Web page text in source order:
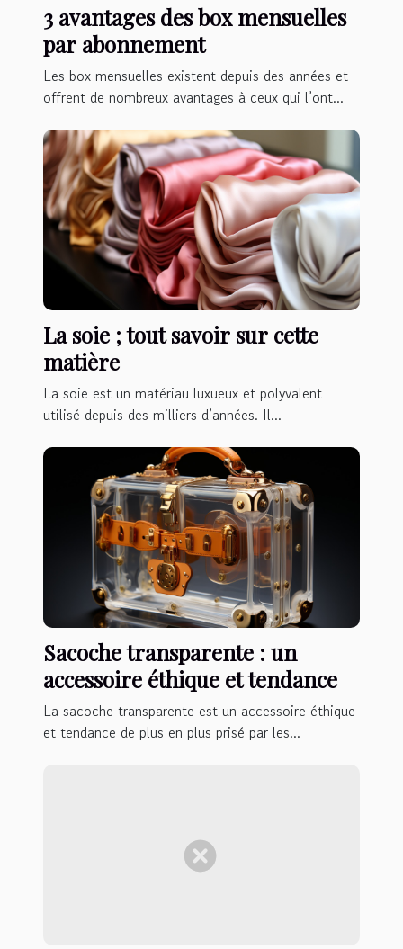
3 avantages des box mensuelles
par abonnement
Les box mensuelles existent depuis des années et
offrent de nombreux avantages à ceux qui l’ont...
La soie ; tout savoir sur cette
matière
La soie est un matériau luxueux et polyvalent
utilisé depuis des milliers d’années. Il...
Sacoche transparente : un
accessoire éthique et tendance
La sacoche transparente est un accessoire éthique
et tendance de plus en plus prisé par les...